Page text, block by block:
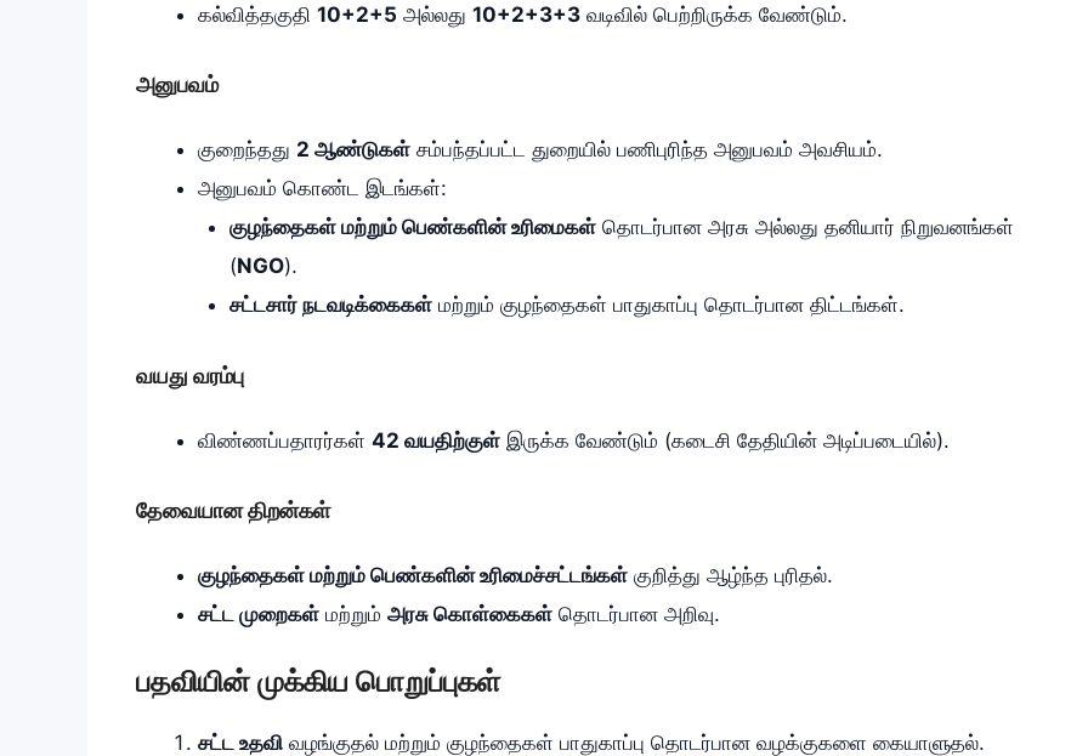
கல்வித்தகுதி 10+2+5 அல்லது 10+2+3+3 வடிவில் பெற்றிருக்க வேண்டும்.
அனுபவம்
குறைந்தது 2 ஆண்டுகள் சம்பந்தப்பட்ட துறையில் பணிபுரிந்த அனுபவம் அவசியம்.
அனுபவம் கொண்ட இடங்கள்:
குழந்தைகள் மற்றும் பெண்களின் உரிமைகள்தொடர்பான அரசு அல்லது தனியார் நிறுவனங்கள்
(NGO).
சட்டசார் நடவடிக்கைகள்மற்றும் குழந்தைகள் பாதுகாப்பு தொடர்பான திட்டங்கள்.
வயது வரம்பு
விண்ணப்பதாரர்கள் 42 வயதிற்குள் இருக்க வேண்டும் (கடைசி தேதியின் அடிப்படையில்).
தேவையான திறன்கள்
குழந்தைகள் மற்றும் பெண்களின் உரிமைச்சட்டங்கள் குறித்து ஆழ்ந்த புரிதல்.
சட்ட முறைகள் மற்றும் அரசு கொள்கைகள் தொடர்பான அறிவு.
பதவியின் முக்கிய பொறுப்புகள்
சட்ட உதவி வழங்குதல் மற்றும் குழந்தைகள் பாதுகாப்பு தொடர்பான வழக்குகளை கையாளுதல்.